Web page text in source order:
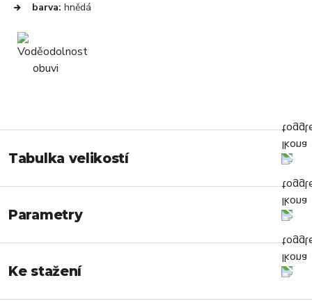
barva: hnědá
Tabulka velikostí
Parametry
Ke stažení